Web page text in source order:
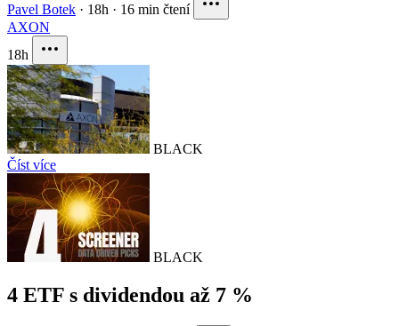
Pavel Botek · 18h · 16 min čtení
AXON
18h
BLACK
Číst více
BLACK
4 ETF s dividendou až 7 %